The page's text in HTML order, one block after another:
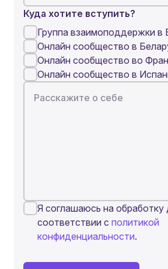
Куда хотите вступить?
Группа взаимоподдержки в
Онлайн сообщество в
Онлайн сообщество во
Онлайн сообщество в
Расскажите о себе
Я соглашаюсь на обработку
соответствии с политикой
конфиденциальности.